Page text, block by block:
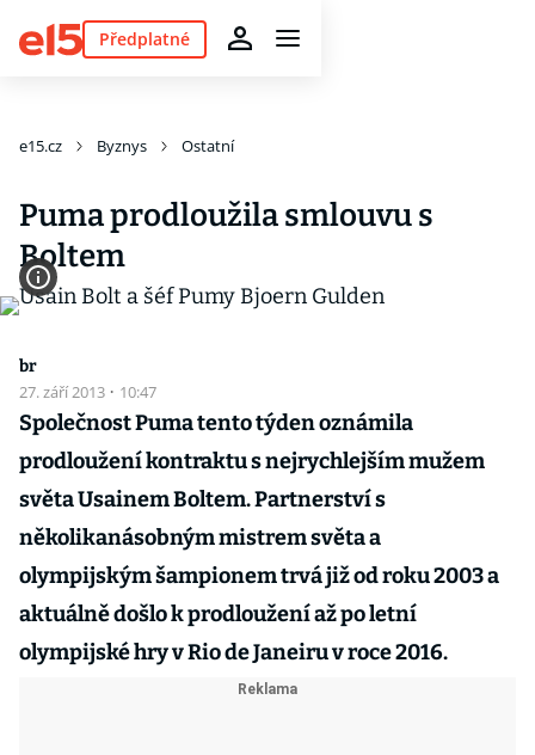
Předplatné
e15.cz Byznys Ostatní
Puma prodloužila smlouvu s
Boltem
br
27. září 2013 · 10:47
Společnost Puma tento týden oznámila
prodloužení kontraktu s nejrychlejším mužem
světa Usainem Boltem. Partnerství s
několikanásobným mistrem světa a
olympijským šampionem trvá již od roku 2003 a
aktuálně došlo k prodloužení až po letní
olympijské hry v Rio de Janeiru v roce 2016.